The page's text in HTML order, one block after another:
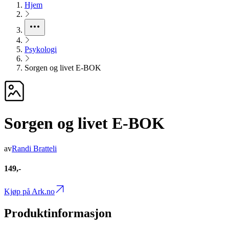
Hjem
Psykologi
Sorgen og livet E-BOK
Sorgen og livet E-BOK
avRandi Bratteli
149,-
Kjøp på Ark.no
Produktinformasjon